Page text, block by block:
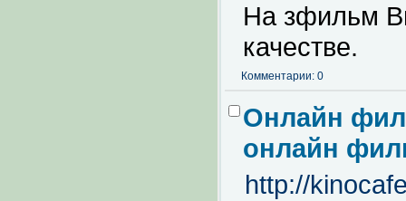
На зфильм
качестве.
Комментарии: 0
Онлайн
онлайн
http://